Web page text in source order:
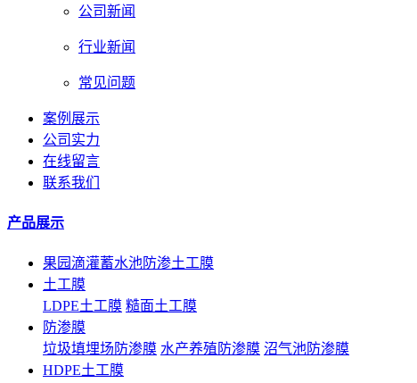
公司新闻
行业新闻
常见问题
案例展示
公司实力
在线留言
联系我们
产品展示
果园滴灌蓄水池防渗土工膜
土工膜
LDPE土工膜 糙面土工膜
防渗膜
垃圾填埋场防渗膜 水产养殖防渗膜 沼气池防渗膜
HDPE土工膜